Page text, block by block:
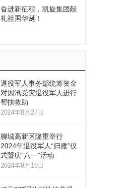
奋进新征程，凯旋集团献
礼祖国华诞！
退役军人事务部统筹资金
对因汛受灾退役军人进行
帮扶救助
2024年8月27日
聊城高新区隆重举行
2024年退役军人“归雁”仪
式暨庆“八一”活动
2024年8月18日